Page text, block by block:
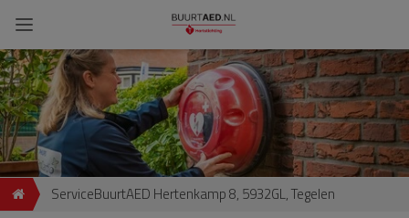
ServiceBuurtAED Hertenkamp 8, 5932GL, Tegelen